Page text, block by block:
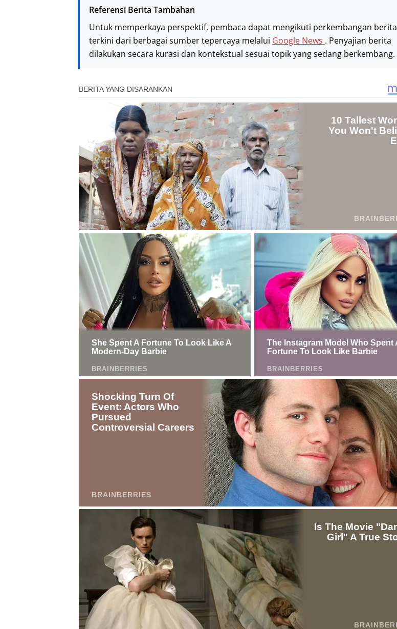
Referensi Berita Tambahan
Untuk memperkaya perspektif, pembaca dapat mengikuti perkembangan berita
terkini dari berbagai sumber tepercaya melalui Google News . Penyajian berita
dilakukan secara kurasi dan kontekstual sesuai topik yang sedang berkembang.